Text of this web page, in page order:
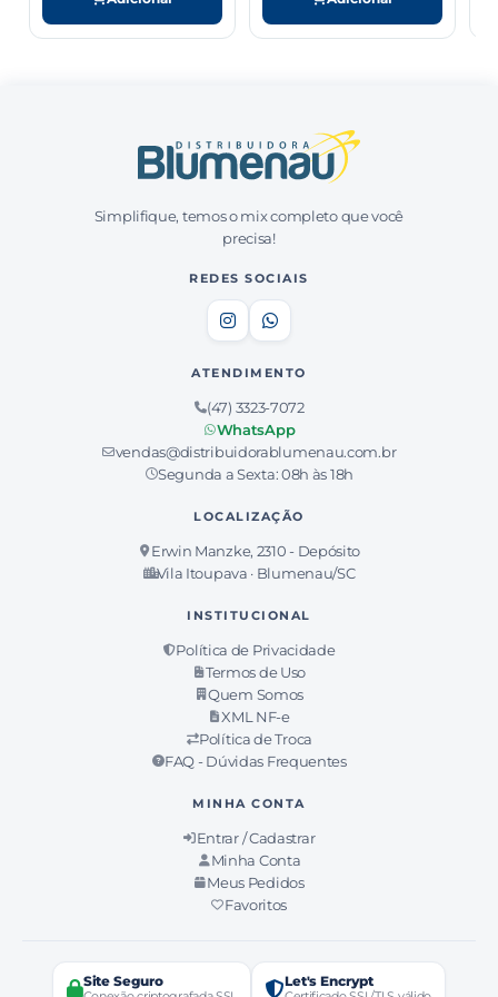
Simplifique, temos o mix completo que você
precisa!
REDES SOCIAIS
ATENDIMENTO
(47) 3323-7072
WhatsApp
vendas@distribuidorablumenau.com.br
Segunda a Sexta: 08h às 18h
LOCALIZAÇÃO
Erwin Manzke, 2310 - Depósito
Vila Itoupava · Blumenau/SC
INSTITUCIONAL
Política de Privacidade
Termos de Uso
Quem Somos
XML NF-e
Política de Troca
FAQ - Dúvidas Frequentes
MINHA CONTA
Entrar / Cadastrar
Minha Conta
Meus Pedidos
Favoritos
Site Seguro Let's Encrypt